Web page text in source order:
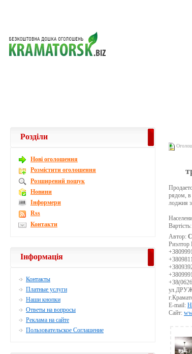
рядом, в
лоджия
Вартість:
Автор:
Риэлтор
E-mail:
Сайт:
Розділи
Новi оголошення
Розмістити оголошення
Розширений пошук
Новини
Інформери
Rss
Контакти
Інформація
Контакты
Платные услуги
Наши кнопки
Ответы на вопросы
Реклама на сайте
Пользовательское Соглашение